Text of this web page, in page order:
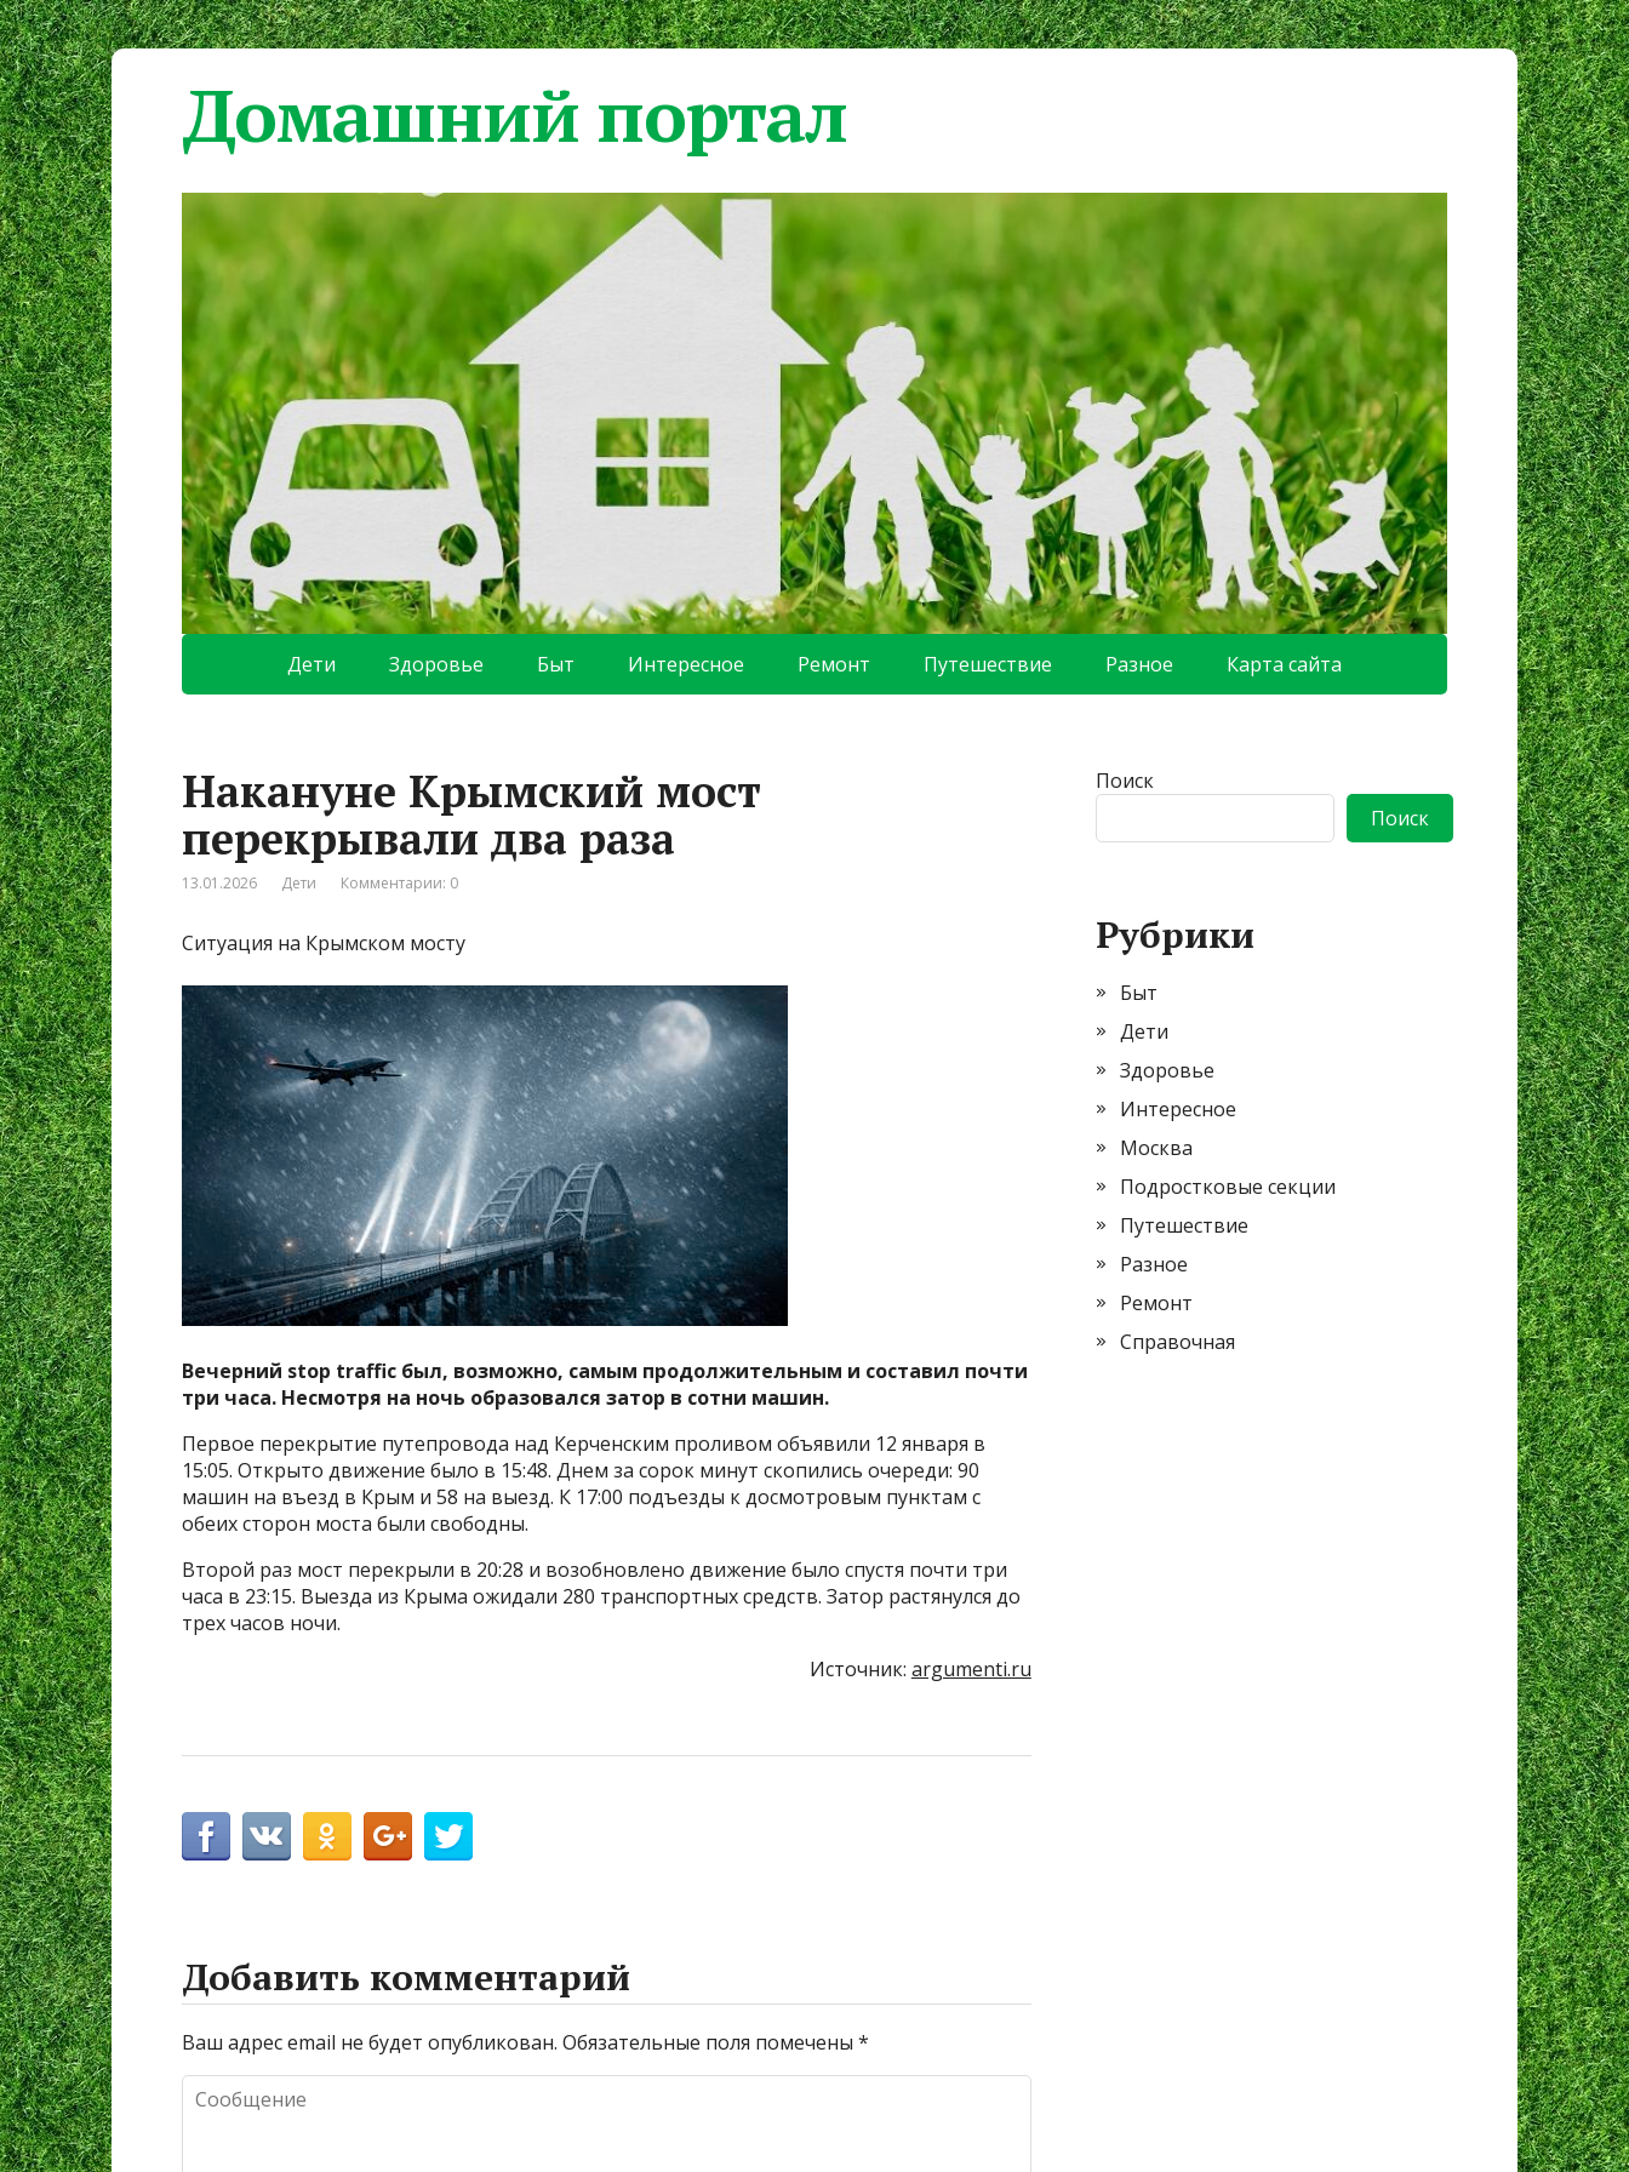
Домашний портал
Дети Здоровье Быт Интересное Ремонт Путешествие Разное Карта сайта
Накануне Крымский мост
перекрывали два раза
13.01.2026 Дети Комментарии: 0
Ситуация на Крымском мосту
Вечерний stop traffic был, возможно, самым продолжительным и составил почти
три часа. Несмотря на ночь образовался затор в сотни машин.
Первое перекрытие путепровода над Керченским проливом объявили 12 января в
15:05. Открыто движение было в 15:48. Днем за сорок минут скопились очереди: 90
машин на въезд в Крым и 58 на выезд. К 17:00 подъезды к досмотровым пунктам с
обеих сторон моста были свободны.
Второй раз мост перекрыли в 20:28 и возобновлено движение было спустя почти три
часа в 23:15. Выезда из Крыма ожидали 280 транспортных средств. Затор растянулся до
трех часов ночи.
Источник: argumenti.ru
Добавить комментарий
Ваш адрес email не будет опубликован. Обязательные поля помечены *
Поиск
Поиск
Рубрики
Быт
Дети
Здоровье
Интересное
Москва
Подростковые секции
Путешествие
Разное
Ремонт
Справочная